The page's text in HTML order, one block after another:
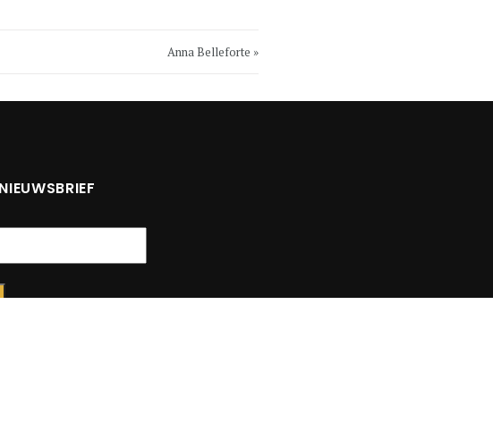
Anna Belleforte »